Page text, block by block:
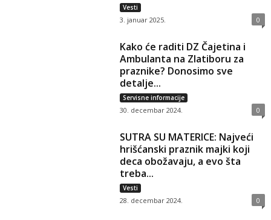
Vesti
3. januar 2025. 0
Kako će raditi DZ Čajetina i
Ambulanta na Zlatiboru za
praznike? Donosimo sve
detalje...
Servisne informacije
30. decembar 2024. 0
SUTRA SU MATERICE: Najveći
hrišćanski praznik majki koji
deca obožavaju, a evo šta
treba...
Vesti
28. decembar 2024. 0